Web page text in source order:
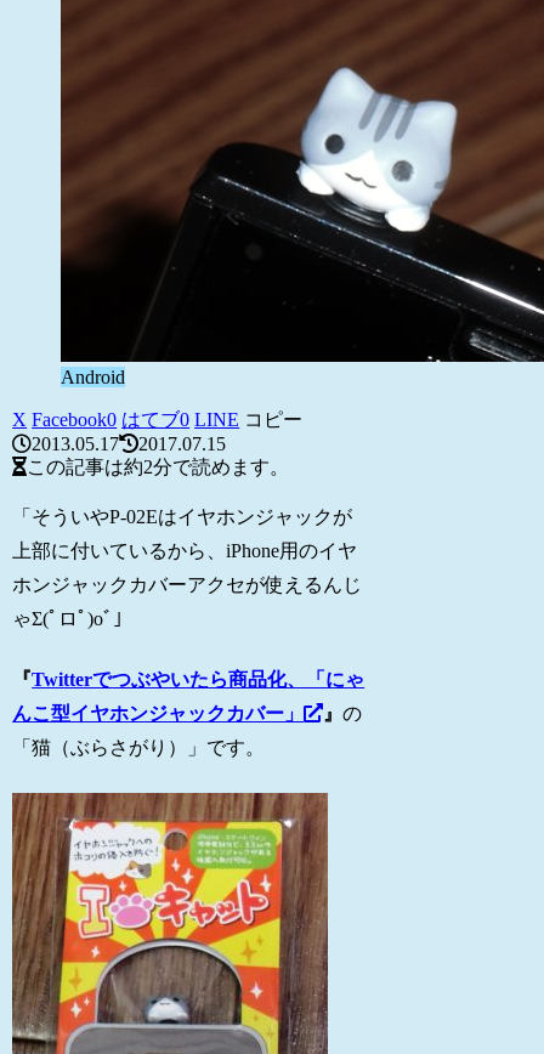
Android
X Facebook0 はてブ0 LINE コピー
2013.05.17
2017.07.15
この記事は約2分で読めます。
「そういやP-02Eはイヤホンジャックが
上部に付いているから、iPhone用のイヤ
ホンジャックカバーアクセが使えるんじ
ゃΣ(ﾟロﾟ)oﾞ」
『Twitterでつぶやいたら商品化、「にゃ
んこ型イヤホンジャックカバー」
』の
「猫（ぶらさがり）」です。